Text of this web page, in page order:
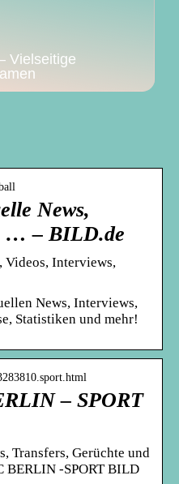
Vielseitige
News,
… – BILD.de
Videos, Interviews,
News, Interviews,
Statistiken und mehr!
– SPORT
Transfers, Gerüchte und
BERLIN -SPORT BILD